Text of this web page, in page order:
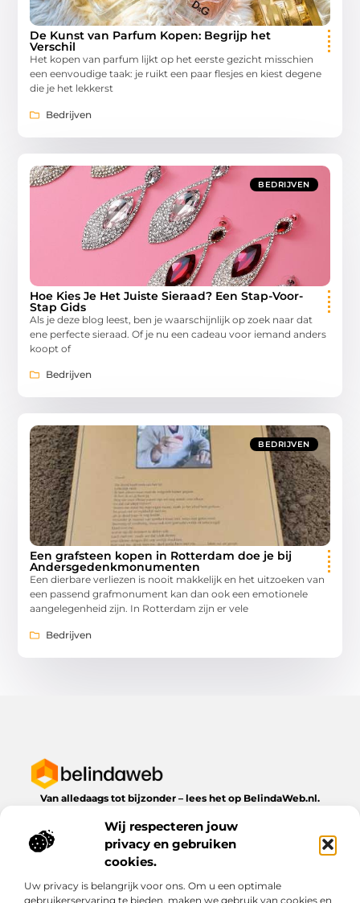
Wij respecteren jouw
privacy en gebruiken
cookies.
Uw privacy is belangrijk voor ons. Om u een optimale
gebruikerservaring te bieden, maken we gebruik van cookies en
De Kunst van Parfum Kopen: Begrijp het
Verschil
Het kopen van parfum lijkt op het eerste gezicht misschien
een eenvoudige taak: je ruikt een paar flesjes en kiest degene
die je het lekkerst
Bedrijven
BEDRIJVEN
Hoe Kies Je Het Juiste Sieraad? Een Stap-Voor-
Stap Gids
Als je deze blog leest, ben je waarschijnlijk op zoek naar dat
ene perfecte sieraad. Of je nu een cadeau voor iemand anders
koopt of
Bedrijven
BEDRIJVEN
Een grafsteen kopen in Rotterdam doe je bij
Andersgedenkmonumenten
Een dierbare verliezen is nooit makkelijk en het uitzoeken van
een passend grafmonument kan dan ook een emotionele
aangelegenheid zijn. In Rotterdam zijn er vele
Bedrijven
Van alledaags tot bijzonder – lees het op BelindaWeb.nl.
dagelijks leven te bieden heeft.
Bericht categorie